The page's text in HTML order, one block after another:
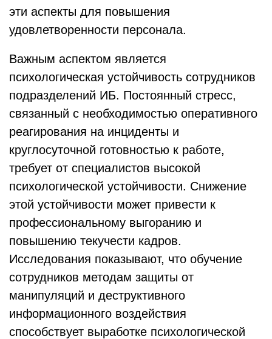
эти аспекты для повышения
удовлетворенности персонала.
Важным аспектом является
психологическая устойчивость сотрудников
подразделений ИБ. Постоянный стресс,
связанный с необходимостью оперативного
реагирования на инциденты и
круглосуточной готовностью к работе,
требует от специалистов высокой
психологической устойчивости. Снижение
этой устойчивости может привести к
профессиональному выгоранию и
повышению текучести кадров.
Исследования показывают, что обучение
сотрудников методам защиты от
манипуляций и деструктивного
информационного воздействия
способствует выработке психологической